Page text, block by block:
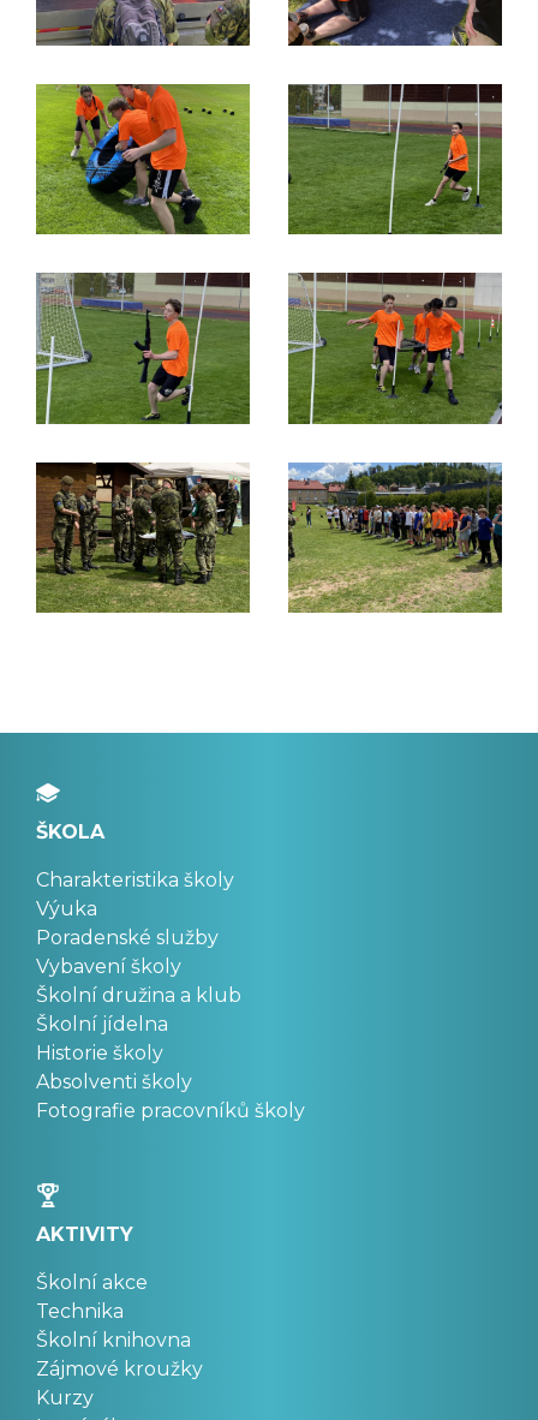
ŠKOLA
Charakteristika školy
Výuka
Poradenské služby
Vybavení školy
Školní družina a klub
Školní jídelna
Historie školy
Absolventi školy
Fotografie pracovníků školy
AKTIVITY
Školní akce
Technika
Školní knihovna
Zájmové kroužky
Kurzy